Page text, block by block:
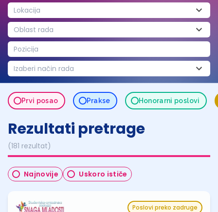
Lokacija
Oblast rada
Pozicija
Izaberi način rada
Prvi posao Prakse Honorarni poslovi
Rezultati pretrage
(181 rezultat)
Najnovije Uskoro ističe
Poslovi preko zadruge